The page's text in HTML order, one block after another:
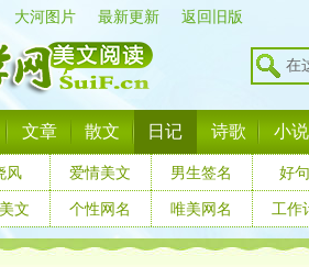
大河图片 最新更新 返回旧版
文章 散文 日记 诗歌 小说
风 爱情美文 男生签名 好
文 个性网名 唯美网名 工作